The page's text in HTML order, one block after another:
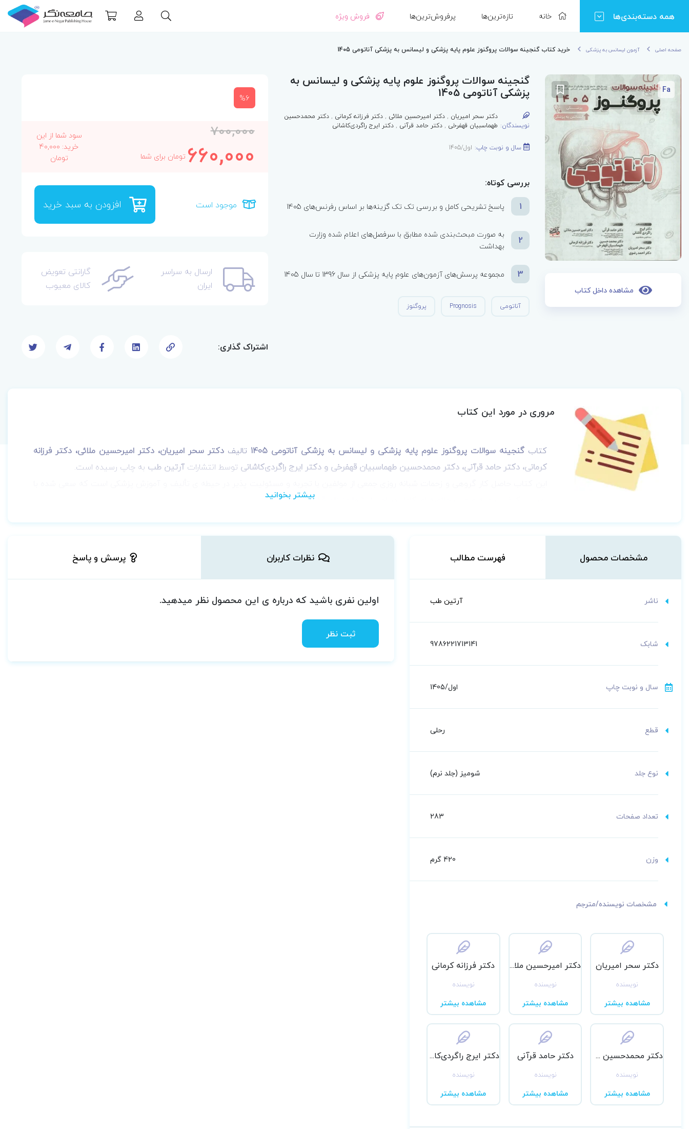
همه دسته‌بندی‌ها خانه تازه‌ترین‌ها پرفروش‌ترین‌ها فروش ویژه
صفحه اصلی آزمون لیسانس به پزشکی خرید کتاب گنجینه سوالات پروگنوز علوم پایه پزشکی و لیسانس به پزشکی آناتومی 1405
Fa
مشاهده داخل کتاب
گنجینه سوالات پروگنوز علوم پایه پزشکی و لیسانس به
پزشکی آناتومی 1405
نویسندگان:
دکتر سحر امیریان ,دکتر امیرحسین ملائی ,دکتر فرزانه کرمانی ,دکتر محمدحسین
طهماسبیان قهفرخی ,دکتر حامد قرآنی ,دکتر ایرج راگردی‌کاشانی
سال و نوبت چاپ: اول/1405
بررسی کوتاه:
1
پاسخ تشریحی کامل و بررسی تک تک گزینه‌ها بر اساس رفرنس‌های 1405
2
به صورت مبحث‌بندی شده مطابق با سرفصل‌های اعلام شده وزارت
بهداشت
3 مجموعه پرسش‌های آزمون‌های علوم پایه پزشکی از سال 1396 تا سال 1405
آناتومی Prognosis پروگنوز
%6
700,000
660,000 تومان برای شما
سود شما از این
خرید: 40,000
تومان
موجود است افزودن به سبد خرید
ارسال به سراسر
ایران
گارانتی تعویض
کالای معیوب
اشتراک گذاری:
مروری در مورد این کتاب
کتابگنجینه سوالات پروگنوز علوم پایه پزشکی و لیسانس به پزشکی آناتومی 1405 تالیف دکتر سحر امیریان، دکتر امیرحسین ملائی، دکتر فرزانه
کرمانی، دکتر حامد قرآنی، دکتر محمدحسین طهماسبیان قهفرخی و دکتر ایرج راگردی‌کاشانی توسط انتشارات آرتین طب به چاپ رسیده است.
بهترین کیفیت و به صورت خلاصه ای کامل در اختیار شما عزیزان قرار گیرد.
به آن در آزمون علوم پایه پیش رو بوده است تا داوطلبین محترم هر آنچه برای این امر نیاز دارند در اختیار داشته باشند.
مشخصات محصول فهرست مطالب
ناشر آرتین طب
شابک 9786221713141
سال و نوبت چاپ اول/1405
قطع رحلی
نوع جلد شومیز (جلد نرم)
تعداد صفحات 283
وزن 420 گرم
مشخصات نویسنده/مترجم
دکتر سحر امیریان
نویسنده
مشاهده بیشتر
دکتر امیرحسین ملائی
نویسنده
مشاهده بیشتر
دکتر فرزانه کرمانی
نویسنده
مشاهده بیشتر
دکتر محمدحسین طهماسبیان قهفرخی
نویسنده
مشاهده بیشتر
دکتر حامد قرآنی
نویسنده
مشاهده بیشتر
دکتر ایرج راگردی‌کاشانی
نویسنده
مشاهده بیشتر
نظرات کاربران پرسش و پاسخ
اولین نفری باشید که درباره ی این محصول نظر میدهید.
ثبت نظر